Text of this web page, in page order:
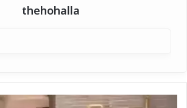
thehohalla